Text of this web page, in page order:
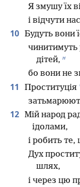
Я змушу їх
і відчути
10 Будуть вони
чинитимуть
дітей, н
бо вони не
11 Проституція
12 Мій народ
ідолами,
і робить те,
Дух
шлях,
і через цю